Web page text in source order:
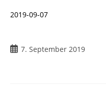
2019-09-07
7. September 2019